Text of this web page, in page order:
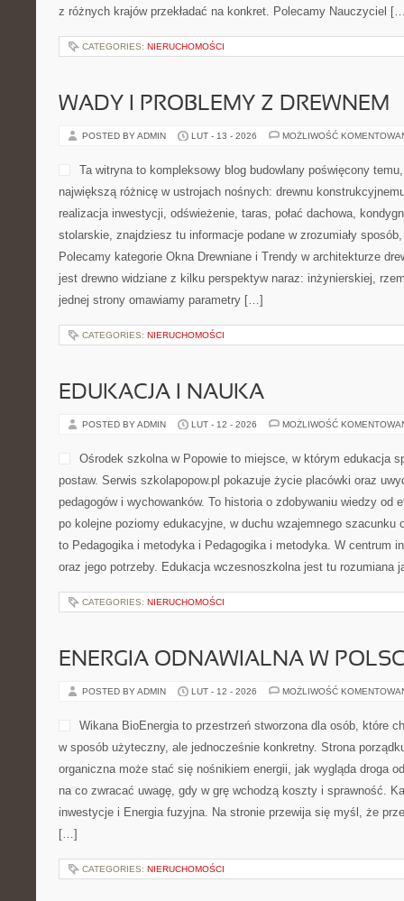
z różnych krajów przekładać na konkret. Polecamy Nauczyciel
CATEGORIES: NIERUCHOMOŚCI
WADY I PROBLEMY Z DREWNEM
POSTED BY ADMIN LUT - 13 - 2026 MOŻLIWOŚĆ
Ta witryna to kompleksowy blog budowlany poświęcony
największą różnicę w ustrojach nośnych: drewnu
realizacja inwestycji, odświeżenie, taras, połać dachowa,
stolarskie, znajdziesz tu informacje podane w zrozumiały
Polecamy kategorie Okna Drewniane i Trendy w architekturze
jest drewno widziane z kilku perspektyw naraz: inżynierskiej,
jednej strony omawiamy parametry […]
CATEGORIES: NIERUCHOMOŚCI
EDUKACJA I NAUKA
POSTED BY ADMIN LUT - 12 - 2026 MOŻLIWOŚĆ
Ośrodek szkolna w Popowie to miejsce, w którym edukacja
postaw. Serwis szkolapopow.pl pokazuje życie placówki oraz
pedagogów i wychowanków. To historia o zdobywaniu wiedzy od
po kolejne poziomy edukacyjne, w duchu wzajemnego szacunku
to Pedagogika i metodyka i Pedagogika i metodyka. W centrum
oraz jego potrzeby. Edukacja wczesnoszkolna jest tu rozumiana
CATEGORIES: NIERUCHOMOŚCI
ENERGIA ODNAWIALNA W
POSTED BY ADMIN LUT - 12 - 2026 MOŻLIWOŚĆ
Wikana BioEnergia to przestrzeń stworzona dla osób, które
w sposób użyteczny, ale jednocześnie konkretny. Strona
organiczna może stać się nośnikiem energii, jak wygląda droga
na co zwracać uwagę, gdy w grę wchodzą koszty i sprawność.
inwestycje i Energia fuzyjna. Na stronie przewija się myśl, że
[…]
CATEGORIES: NIERUCHOMOŚCI